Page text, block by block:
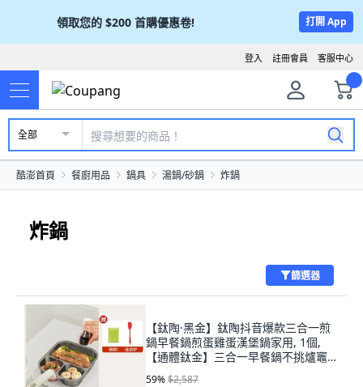
領取您的 $200 首購優惠卷! 打開 App
客服中心
註冊會員
登入
全部
酷澎首頁 餐廚用品 鍋具 湯鍋/砂鍋 炸鍋
炸鍋
篩選器
【鈦陶·黑金】鈦陶抖音爆款三合一煎
鍋早餐鍋煎蛋雞蛋漢堡鍋家用, 1個,
【通體鈦金】三合一早餐鍋不挑爐竈雙
層加厚:如图, 10cm
59%$2,587